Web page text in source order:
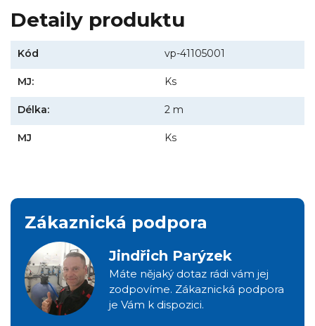
Detaily produktu
Kód vp-41105001
MJ: Ks
Délka: 2 m
MJ Ks
Zákaznická podpora
Jindřich Parýzek
Máte nějaký dotaz rádi vám jej
zodpovíme. Zákaznická podpora
je Vám k dispozici.